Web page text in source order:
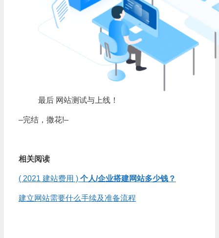
最后 网站测试与上线！
–完结，撒花!–
相关阅读
( 2021 建站费用 ) 个人/企业搭建网站多少钱？
建立网站需要什么手续及准备流程